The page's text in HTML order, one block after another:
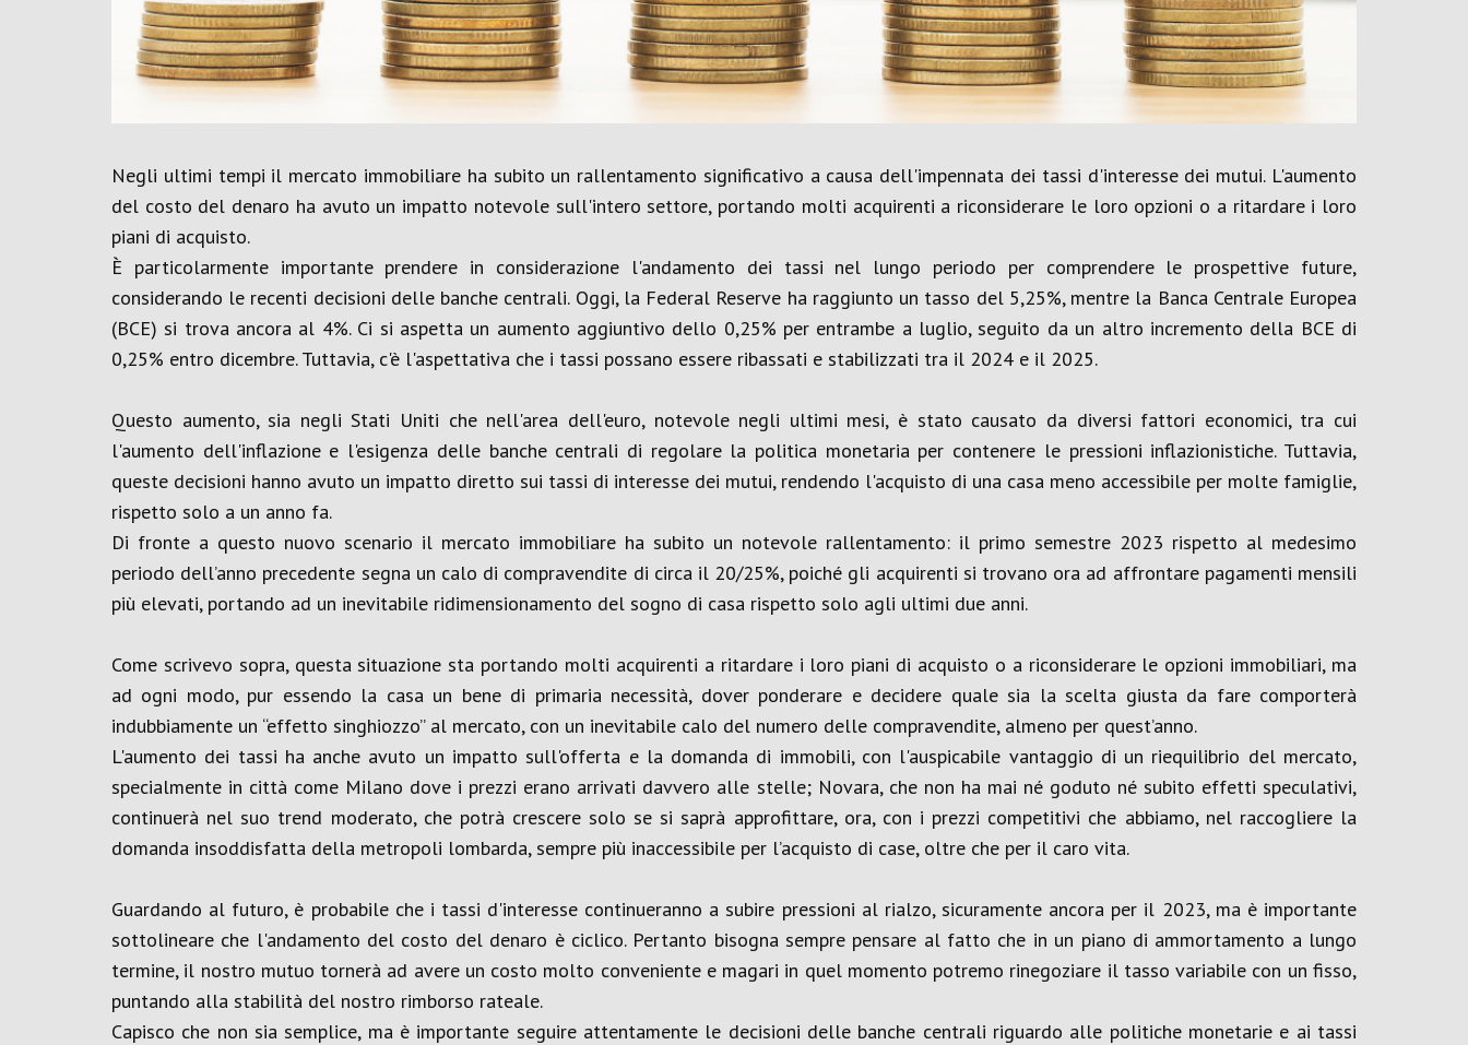
Negli ultimi tempi il mercato immobiliare ha subito un rallentamento significativo a causa dell'impennata dei tassi d'interesse dei mutui. L'aumento
del costo del denaro ha avuto un impatto notevole sull'intero settore, portando molti acquirenti a riconsiderare le loro opzioni o a ritardare i loro
piani di acquisto.
È particolarmente importante prendere in considerazione l'andamento dei tassi nel lungo periodo per comprendere le prospettive future,
considerando le recenti decisioni delle banche centrali. Oggi, la Federal Reserve ha raggiunto un tasso del 5,25%, mentre la Banca Centrale Europea
(BCE) si trova ancora al 4%. Ci si aspetta un aumento aggiuntivo dello 0,25% per entrambe a luglio, seguito da un altro incremento della BCE di
0,25% entro dicembre. Tuttavia, c'è l'aspettativa che i tassi possano essere ribassati e stabilizzati tra il 2024 e il 2025.
Questo aumento, sia negli Stati Uniti che nell'area dell'euro, notevole negli ultimi mesi, è stato causato da diversi fattori economici, tra cui
l'aumento dell'inflazione e l'esigenza delle banche centrali di regolare la politica monetaria per contenere le pressioni inflazionistiche. Tuttavia,
queste decisioni hanno avuto un impatto diretto sui tassi di interesse dei mutui, rendendo l'acquisto di una casa meno accessibile per molte famiglie,
rispetto solo a un anno fa.
Di fronte a questo nuovo scenario il mercato immobiliare ha subito un notevole rallentamento: il primo semestre 2023 rispetto al medesimo
periodo dell’anno precedente segna un calo di compravendite di circa il 20/25%, poiché gli acquirenti si trovano ora ad affrontare pagamenti mensili
più elevati, portando ad un inevitabile ridimensionamento del sogno di casa rispetto solo agli ultimi due anni.
Come scrivevo sopra, questa situazione sta portando molti acquirenti a ritardare i loro piani di acquisto o a riconsiderare le opzioni immobiliari, ma
ad ogni modo, pur essendo la casa un bene di primaria necessità, dover ponderare e decidere quale sia la scelta giusta da fare comporterà
indubbiamente un “effetto singhiozzo” al mercato, con un inevitabile calo del numero delle compravendite, almeno per quest’anno.
L'aumento dei tassi ha anche avuto un impatto sull'offerta e la domanda di immobili, con l'auspicabile vantaggio di un riequilibrio del mercato,
specialmente in città come Milano dove i prezzi erano arrivati davvero alle stelle; Novara, che non ha mai né goduto né subito effetti speculativi,
continuerà nel suo trend moderato, che potrà crescere solo se si saprà approfittare, ora, con i prezzi competitivi che abbiamo, nel raccogliere la
domanda insoddisfatta della metropoli lombarda, sempre più inaccessibile per l’acquisto di case, oltre che per il caro vita.
Guardando al futuro, è probabile che i tassi d'interesse continueranno a subire pressioni al rialzo, sicuramente ancora per il 2023, ma è importante
sottolineare che l'andamento del costo del denaro è ciclico. Pertanto bisogna sempre pensare al fatto che in un piano di ammortamento a lungo
termine, il nostro mutuo tornerà ad avere un costo molto conveniente e magari in quel momento potremo rinegoziare il tasso variabile con un fisso,
puntando alla stabilità del nostro rimborso rateale.
Capisco che non sia semplice, ma è importante seguire attentamente le decisioni delle banche centrali riguardo alle politiche monetarie e ai tassi